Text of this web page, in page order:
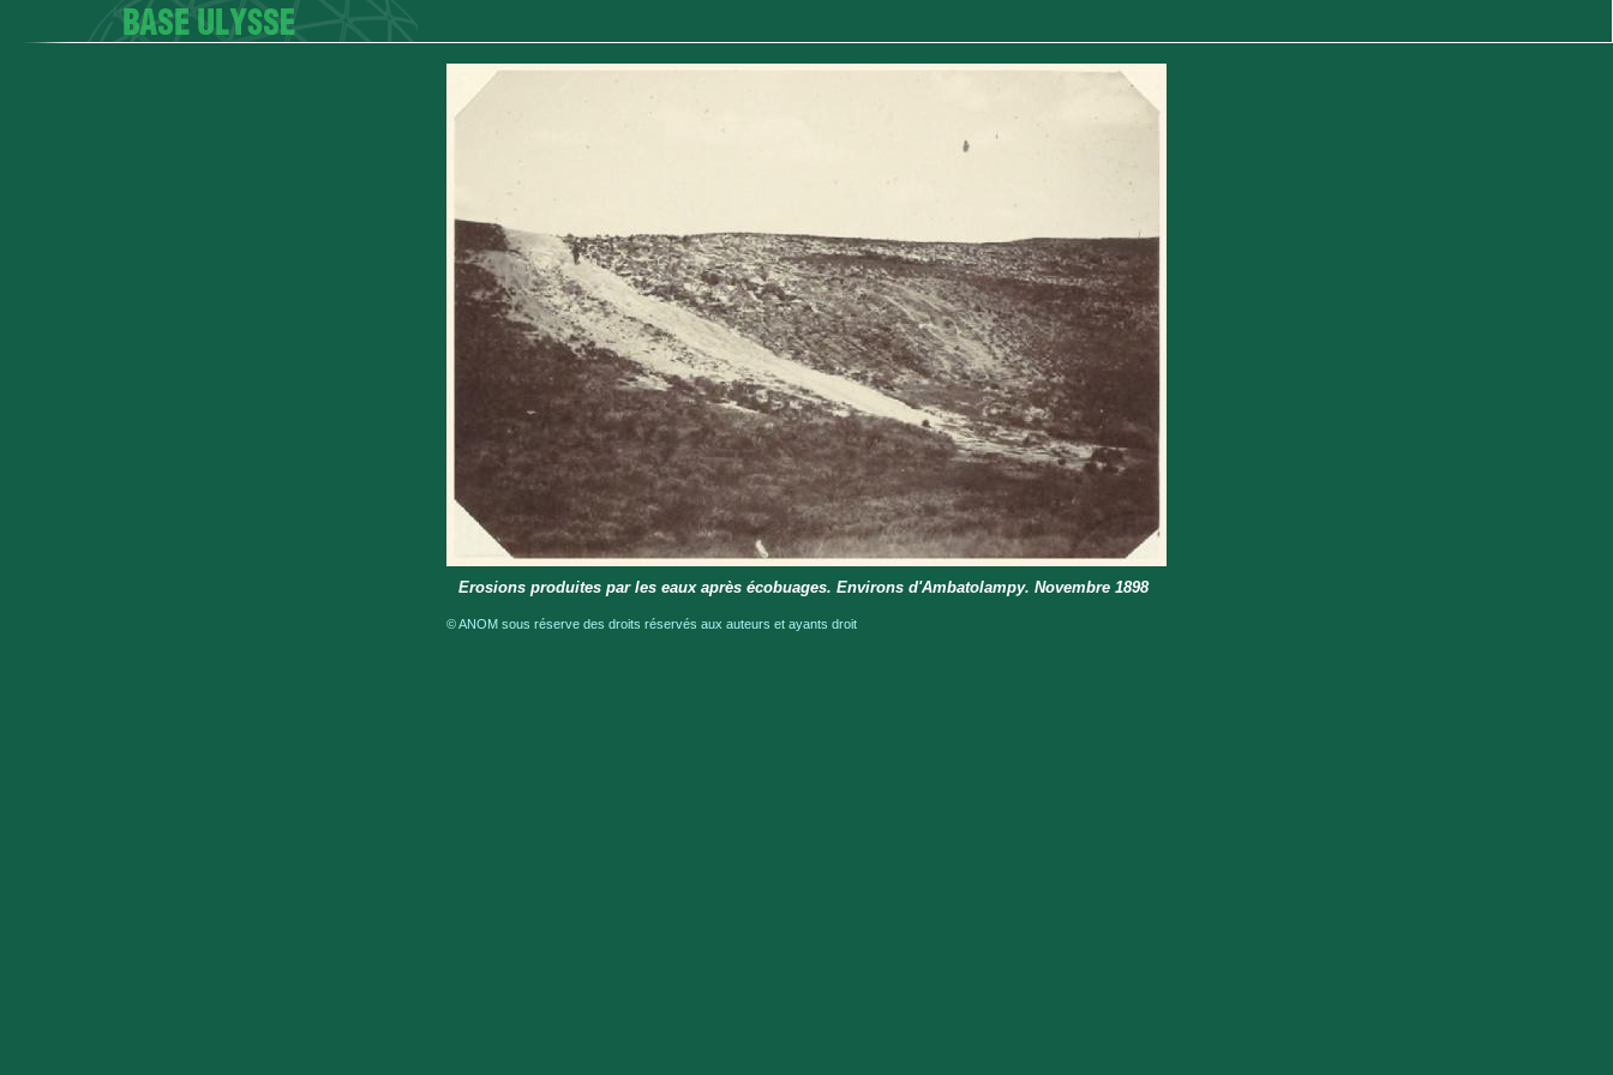
Erosions produites par les eaux après écobuages. Environs d'Ambatolampy. Novembre 1898
© ANOM sous réserve des droits réservés aux auteurs et ayants droit